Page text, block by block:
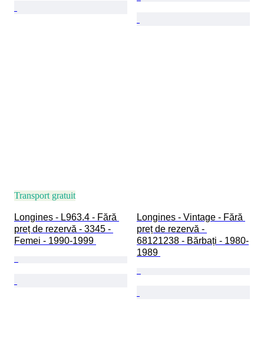
Transport gratuit
Longines - L963.4 - Fără
preț de rezervă - 3345 -
Femei - 1990-1999
Longines - Vintage - Fără
preț de rezervă -
68121238 - Bărbați - 1980-
1989